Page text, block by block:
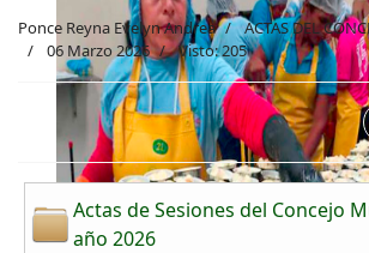
Ponce Reyna Evelyn Andrea
ACTAS DEL
06 Marzo 2026
Visto: 205
Actas de Sesiones del Concejo
año 2026